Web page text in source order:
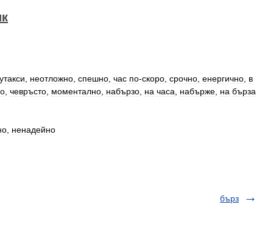
неотложно спешно час по-скоро срочно енергично в
чевръсто моментално набързо на часа набърже на бърза
ненадейно
бърз